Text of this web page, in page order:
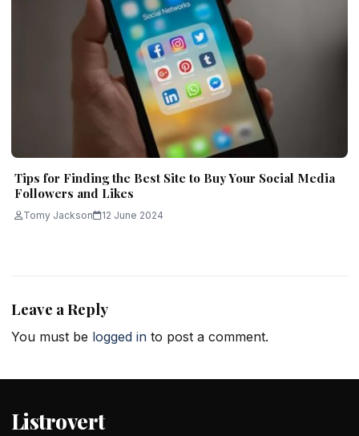
Tips for Finding the Best Site to Buy Your Social Media
Followers and Likes
Tomy Jackson 12 June 2024
Leave a Reply
You must be logged in to post a comment.
Listrovert